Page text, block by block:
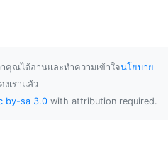
คุณได้อ่านและทำความเข้าใจนโยบาย
งเราแล้ว
by-sa 3.0 with attribution required.